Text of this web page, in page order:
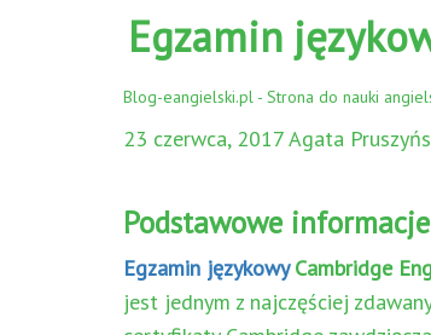
Egzamin
Blog-eangielski.pl - Strona do nauki
23 czerwca, 2017 Agata
Podstawowe
Egzamin językowyCambridge
jest jednym z najczęściej